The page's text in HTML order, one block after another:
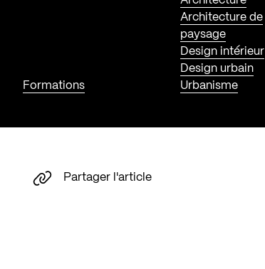
Formations
Architecture de
paysage
Design intérieur
Design urbain
Urbanisme
Partager l'article